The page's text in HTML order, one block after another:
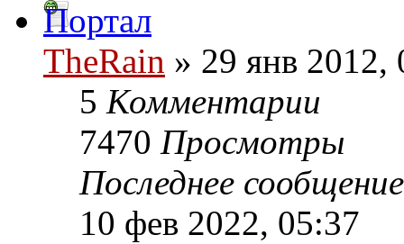
Портал
TheRain » 29 янв 2012,
5 Комментарии
7470 Просмотры
Последнее
10 фев 2022, 05:37